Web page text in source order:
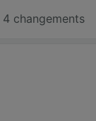
4 changements